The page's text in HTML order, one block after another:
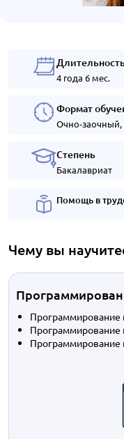
4 года 6 мес.
Формат
Очно-
Степень
Бакалавриат
Помощь в
Чему вы
Программирование
Программирование
Программирование